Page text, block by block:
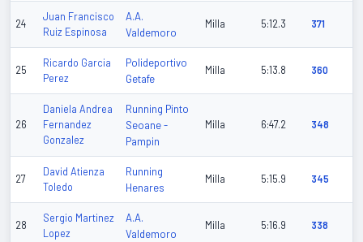
24
Juan Francisco
Ruiz Espinosa
A.A.
Valdemoro
Milla 5:12.3 371
25
Ricardo Garcia
Perez
Polideportivo
Getafe
Milla 5:13.8 360
26
Daniela Andrea
Fernandez
Gonzalez
Running Pinto
Seoane -
Pampin
Milla 6:47.2 348
27
David Atienza
Toledo
Running
Henares
Milla 5:15.9 345
28
Sergio Martinez
Lopez
A.A.
Valdemoro
Milla 5:16.9 338